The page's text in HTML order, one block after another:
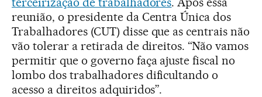
reunião, o presidente da Centra Única dos
Trabalhadores (CUT) disse que as centrais não
vão tolerar a retirada de direitos. “Não vamos
permitir que o governo faça ajuste fiscal no
lombo dos trabalhadores dificultando o
acesso a direitos adquiridos”.